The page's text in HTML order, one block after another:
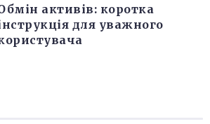
активів: коротка
для уважного